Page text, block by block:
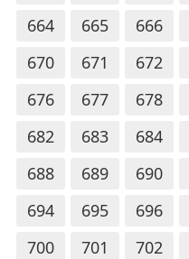
664
665 666
670
671 672
676
677 678
682
683 684
688
689 690
694
695 696
700
701 702